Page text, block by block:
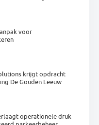
voor
krijgt opdracht
De Gouden Leeuw
operationele druk